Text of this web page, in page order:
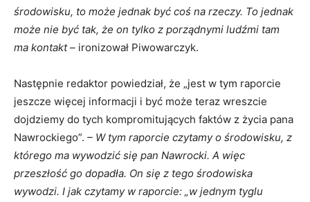
środowisku, to może jednak być coś na rzeczy. To jednak
może nie być tak, że on tylko z porządnymi ludźmi tam
ma kontakt – ironizował Piwowarczyk.
Następnie redaktor powiedział, że „jest w tym raporcie
jeszcze więcej informacji i być może teraz wreszcie
dojdziemy do tych kompromitujących faktów z życia pana
Nawrockiego”. – W tym raporcie czytamy o środowisku, z
którego ma wywodzić się pan Nawrocki. A więc
przeszłość go dopadła. On się z tego środowiska
wywodzi. I jak czytamy w raporcie: „w jednym tyglu